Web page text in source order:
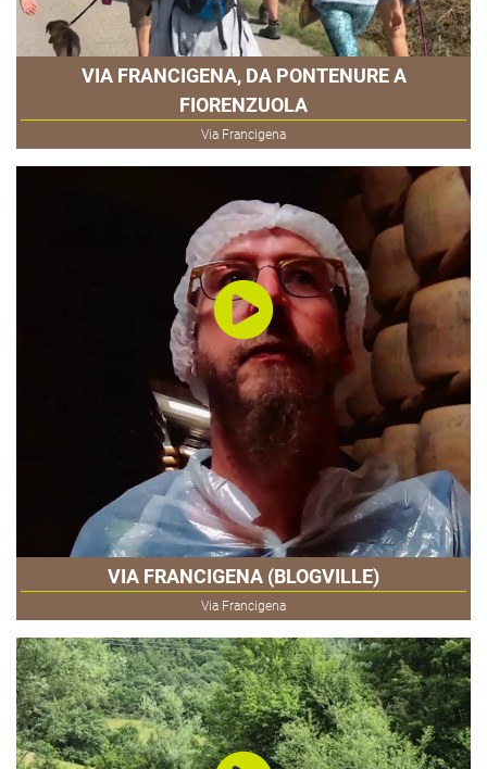
VIA FRANCIGENA, DA PONTENURE A
FIORENZUOLA
Via Francigena
VIA FRANCIGENA (BLOGVILLE)
Via Francigena